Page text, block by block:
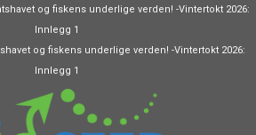
og fiskens underlige verden! -Vintertokt 2026:
Innlegg 1
og fiskens underlige verden! -Vintertokt 2026:
Innlegg 1